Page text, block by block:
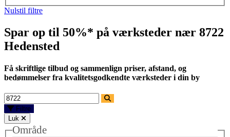
Nulstil filtre
Spar op til 50%* på værksteder nær 8722
Hedensted
Få skriftlige tilbud og sammenlign priser, afstand, og
bedømmelser fra kvalitetsgodkendte værksteder i din by
Filtre
Luk
Område